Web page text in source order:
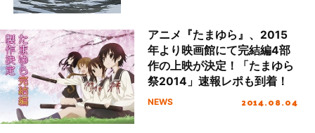
アニメ『たまゆら』、2015
年より映画館にて完結編4部
作の上映が決定！「たまゆら
祭2014」速報レポも到着！
NEWS 2014.08.04